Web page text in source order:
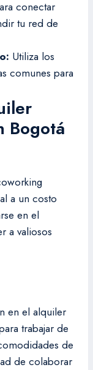
conectar
tu red de
Utiliza los
comunes para
Bogotá
a un costo
en el
a valiosos
en el alquiler
trabajar de
de
de colaborar